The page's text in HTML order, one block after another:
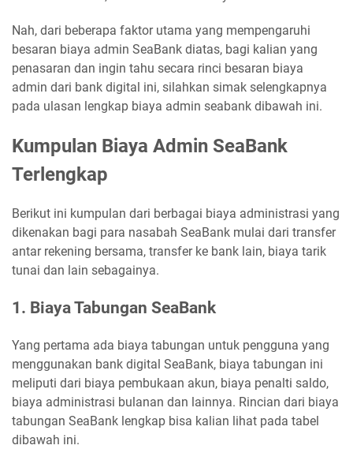
Nah, dari beberapa faktor utama yang mempengaruhi
besaran biaya admin SeaBank diatas, bagi kalian yang
penasaran dan ingin tahu secara rinci besaran biaya
admin dari bank digital ini, silahkan simak selengkapnya
pada ulasan lengkap biaya admin seabank dibawah ini.
Kumpulan Biaya Admin SeaBank
Terlengkap
Berikut ini kumpulan dari berbagai biaya administrasi yang
dikenakan bagi para nasabah SeaBank mulai dari transfer
antar rekening bersama, transfer ke bank lain, biaya tarik
tunai dan lain sebagainya.
1. Biaya Tabungan SeaBank
Yang pertama ada biaya tabungan untuk pengguna yang
menggunakan bank digital SeaBank, biaya tabungan ini
meliputi dari biaya pembukaan akun, biaya penalti saldo,
biaya administrasi bulanan dan lainnya. Rincian dari biaya
tabungan SeaBank lengkap bisa kalian lihat pada tabel
dibawah ini.